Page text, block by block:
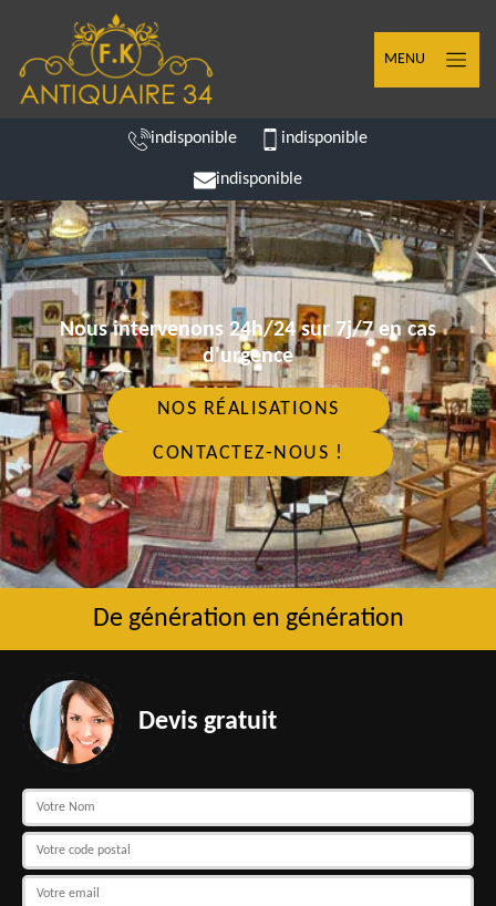
MENU
indisponible indisponible
indisponible
Nous intervenons 24h/24 sur 7j/7 en cas
d'urgence
NOS RÉALISATIONS
CONTACTEZ-NOUS !
De génération en génération
Devis gratuit